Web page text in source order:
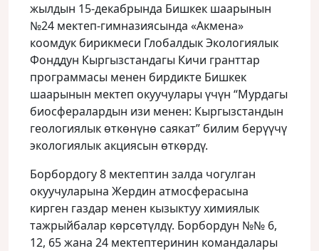
жылдын 15-декабрында Бишкек шаарынын
№24 мектеп-гимназиясында «Акмена»
коомдук бирикмеси Глобалдык Экологиялык
Фонддун Кыргызстандагы Кичи гранттар
программасы менен бирдикте Бишкек
шаарынын мектеп окуучулары үчүн “Мурдагы
биосфералардын изи менен: Кыргызстандын
геологиялык өткөнүнө саякат” билим берүүчү
экологиялык акциясын өткөрдү.
Борбордогу 8 мектептин залда чогулган
окуучуларына Жердин атмосферасына
кирген газдар менен кызыктуу химиялык
тажрыйбалар көрсөтүлдү. Борбордун №№ 6,
12, 65 жана 24 мектептеринин командалары